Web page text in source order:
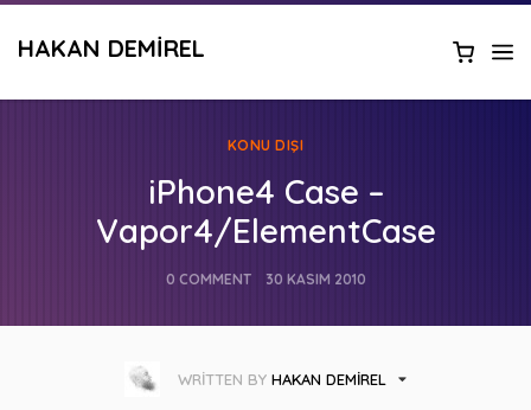
HAKAN DEMIREL
KONU DIŞI
iPhone4 Case –
Vapor4/ElementCase
0 COMMENT 30 KASIM 2010
WRITTEN BY HAKAN DEMIREL